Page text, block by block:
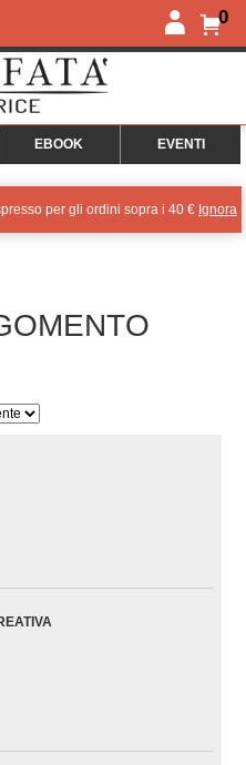
0
EBOOK EVENTI
per gli ordini sopra i 40 € Ignora